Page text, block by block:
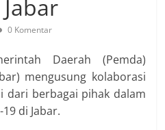
0 Komentar
Daerah (Pemda)
mengusung kolaborasi
dari berbagai pihak dalam
di Jabar.